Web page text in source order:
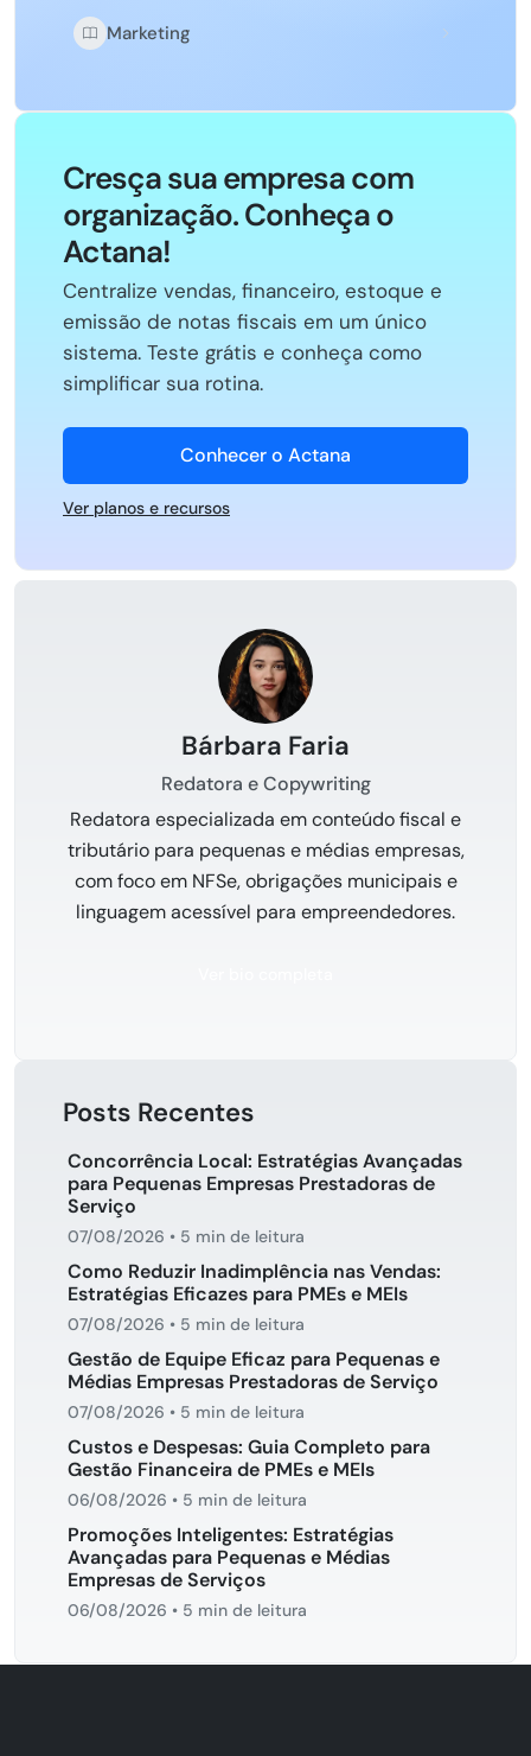
Marketing
Cresça sua empresa com
organização. Conheça o
Actana!
Centralize vendas, financeiro, estoque e
emissão de notas fiscais em um único
sistema. Teste grátis e conheça como
simplificar sua rotina.
Conhecer o Actana
Ver planos e recursos
Bárbara Faria
Redatora e Copywriting
Redatora especializada em conteúdo fiscal e
tributário para pequenas e médias empresas,
com foco em NFSe, obrigações municipais e
linguagem acessível para empreendedores.
Posts Recentes
Concorrência Local: Estratégias Avançadas
para Pequenas Empresas Prestadoras de
Serviço
07/08/2026 • 5 min de leitura
Como Reduzir Inadimplência nas Vendas:
Estratégias Eficazes para PMEs e MEIs
07/08/2026 • 5 min de leitura
Gestão de Equipe Eficaz para Pequenas e
Médias Empresas Prestadoras de Serviço
07/08/2026 • 5 min de leitura
Custos e Despesas: Guia Completo para
Gestão Financeira de PMEs e MEIs
06/08/2026 • 5 min de leitura
Promoções Inteligentes: Estratégias
Avançadas para Pequenas e Médias
Empresas de Serviços
06/08/2026 • 5 min de leitura